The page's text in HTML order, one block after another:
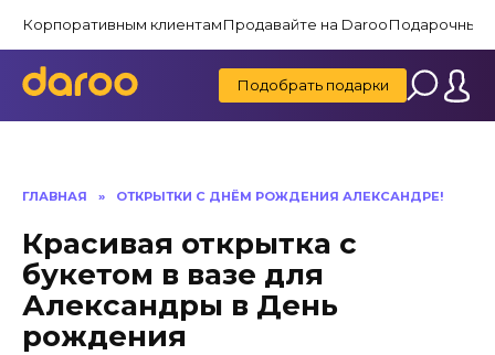
содержанию
Корпоративным клиентамПродавайте на DarooПодарочные
Подобрать подарки
ГЛАВНАЯ » ОТКРЫТКИ С ДНЁМ РОЖДЕНИЯ АЛЕКСАНДРЕ!
Красивая открытка с
букетом в вазе для
Александры в День
рождения